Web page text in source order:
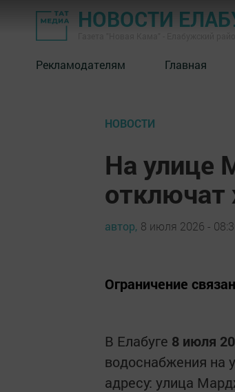
НОВОСТИ
Рекламодателям Главная
НОВОСТИ
На улице
отключат
автор, 8 июля 2026 -
Ограничение
В Елабуге 8 июля
водоснабжения на
адресу: улица